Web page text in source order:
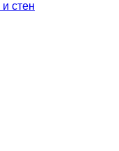
стен